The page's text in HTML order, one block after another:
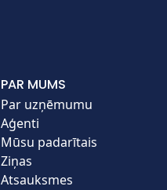
PAR MUMS
Par uzņēmumu
Aģenti
Mūsu padarītais
Ziņas
Atsauksmes